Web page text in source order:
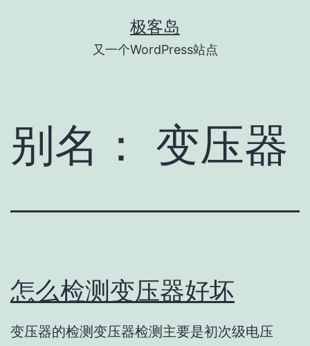
极客岛
又一个WordPress站点
别名： 变压器
怎么检测变压器好坏
变压器的检测变压器检测主要是初次级电压